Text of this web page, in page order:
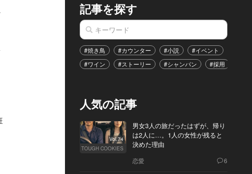
記事を探す
#焼き鳥 #カウンター #小説 #イベント
#ワイン
#ストーリー #シャンパン #採用
人気の記事
Vol.74
TOUGH COOKIES
男女3人の旅だったはずが、帰り
は2人に…。1人の女性が残ると
決めた理由
恋愛 6